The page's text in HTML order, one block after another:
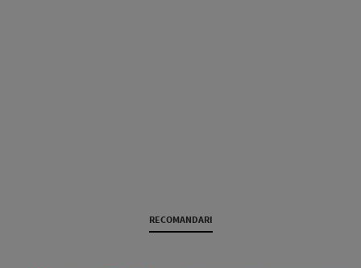
RECOMANDARI